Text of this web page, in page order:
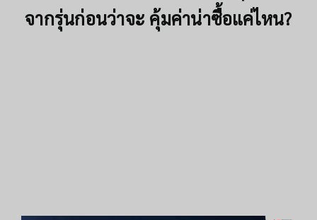
จากรุ่นก่อนว่าจะ คุ้มค่าน่าซื้อแค่ไหน?